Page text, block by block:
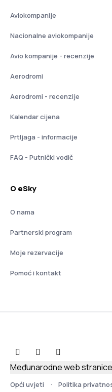
Aviokompanije
Nacionalne aviokompanije
Avio kompanije - recenzije
Aerodromi
Aerodromi - recenzije
Kalendar cijena
Prtljaga - informacije
FAQ - Putnički vodič
O eSky
O nama
Partnerski program
Moje rezervacije
Pomoć i kontakt
Opći uvjeti Politika
Međunarodne web stranice